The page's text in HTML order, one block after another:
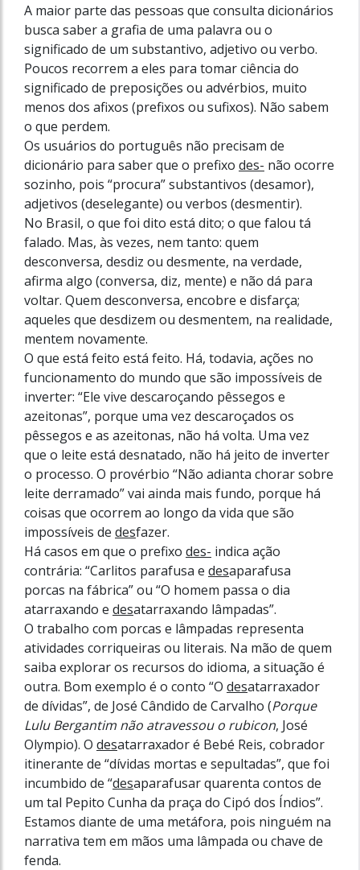
A maior parte das pessoas que consulta dicionários
busca saber a grafia de uma palavra ou o
significado de um substantivo, adjetivo ou verbo.
Poucos recorrem a eles para tomar ciência do
significado de preposições ou advérbios, muito
menos dos afixos (prefixos ou sufixos). Não sabem
o que perdem.
Os usuários do português não precisam de
dicionário para saber que o prefixo des- não ocorre
sozinho, pois “procura” substantivos (desamor),
adjetivos (deselegante) ou verbos (desmentir).
No Brasil, o que foi dito está dito; o que falou tá
falado. Mas, às vezes, nem tanto: quem
desconversa, desdiz ou desmente, na verdade,
afirma algo (conversa, diz, mente) e não dá para
voltar. Quem desconversa, encobre e disfarça;
aqueles que desdizem ou desmentem, na realidade,
mentem novamente.
O que está feito está feito. Há, todavia, ações no
funcionamento do mundo que são impossíveis de
inverter: “Ele vive descaroçando pêssegos e
azeitonas”, porque uma vez descaroçados os
pêssegos e as azeitonas, não há volta. Uma vez
que o leite está desnatado, não há jeito de inverter
o processo. O provérbio “Não adianta chorar sobre
leite derramado” vai ainda mais fundo, porque há
coisas que ocorrem ao longo da vida que são
impossíveis de desfazer.
Há casos em que o prefixo des- indica ação
contrária: “Carlitos parafusa e desaparafusa
porcas na fábrica” ou “O homem passa o dia
atarraxando e desatarraxando lâmpadas”.
O trabalho com porcas e lâmpadas representa
atividades corriqueiras ou literais. Na mão de quem
saiba explorar os recursos do idioma, a situação é
outra. Bom exemplo é o conto “O desatarraxador
de dívidas”, de José Cândido de Carvalho (Porque
Lulu Bergantim não atravessou o rubicon, José
Olympio). O desatarraxador é Bebé Reis, cobrador
itinerante de “dívidas mortas e sepultadas”, que foi
incumbido de “desaparafusar quarenta contos de
um tal Pepito Cunha da praça do Cipó dos Índios”.
Estamos diante de uma metáfora, pois ninguém na
narrativa tem em mãos uma lâmpada ou chave de
fenda.